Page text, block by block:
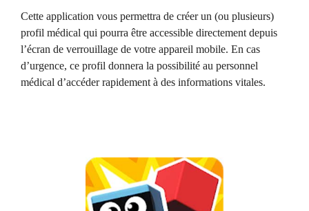
Cette application vous permettra de créer un (ou plusieurs)
profil médical qui pourra être accessible directement depuis
l’écran de verrouillage de votre appareil mobile. En cas
d’urgence, ce profil donnera la possibilité au personnel
médical d’accéder rapidement à des informations vitales.